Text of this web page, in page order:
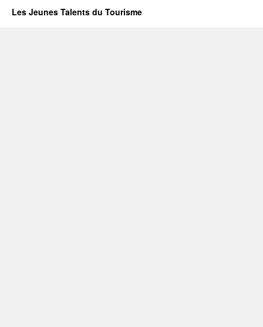
Les Jeunes Talents du Tourisme